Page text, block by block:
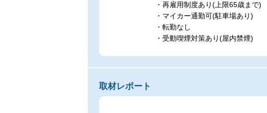
・再雇用制度あり(上限65歳まで)
・マイカー通勤可(駐車場あり)
・転勤なし
・受動喫煙対策あり(屋内禁煙)
取材レポート